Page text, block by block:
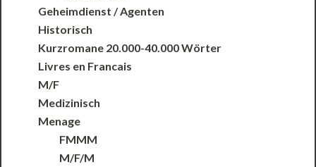
Geheimdienst / Agenten
Historisch
Kurzromane 20.000-40.000 Wörter
Livres en Francais
M/F
Medizinisch
Menage
FMMM
M/F/M